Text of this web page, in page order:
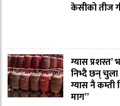
केसीको तीज
ग्यास प्रशस्त’
निभ्दै छन्
ग्यास नै कम्ती
माग”